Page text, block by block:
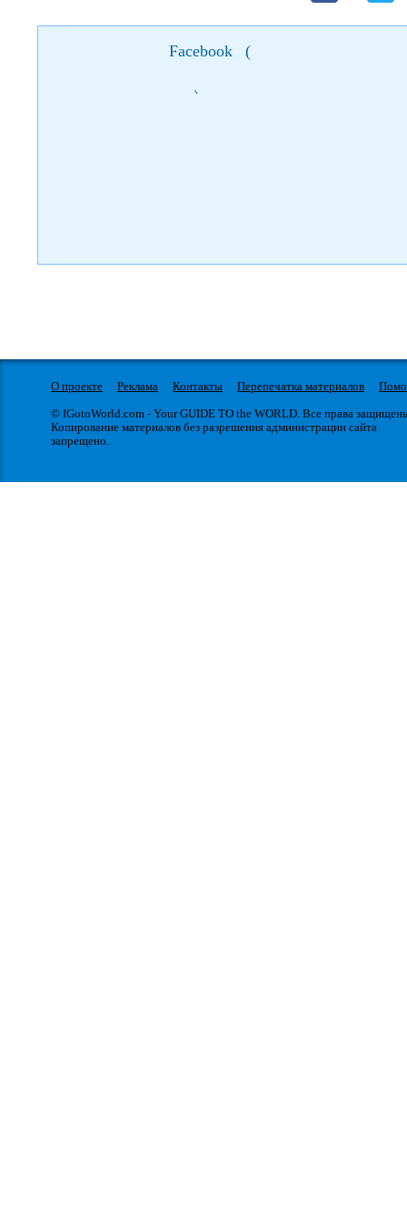
Facebook (
)
О проекте Реклама Контакты Перепечатка материалов
© IGotoWorld.com - Your GUIDE TO the WORLD. Все права
Копирование материалов без разрешения администрации сайта
запрещено.